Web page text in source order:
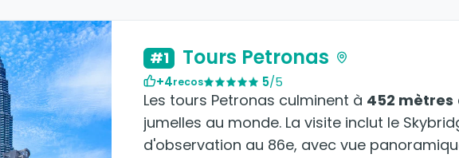
#1 Tours Petronas
+4recos 5/5
Les tours Petronas culminent à 452 mètres
jumelles au monde. La visite inclut le
d'observation au 86e, avec vue